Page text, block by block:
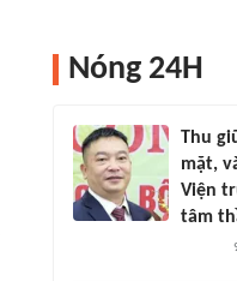
Nóng 24H
Thu
mặt,
Viện
tâm